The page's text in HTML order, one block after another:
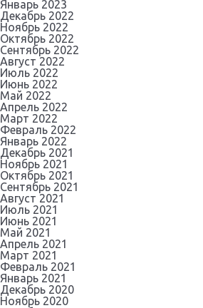
Январь 2023
Декабрь 2022
Ноябрь 2022
Октябрь 2022
Сентябрь 2022
Август 2022
Июль 2022
Июнь 2022
Май 2022
Апрель 2022
Март 2022
Февраль 2022
Январь 2022
Декабрь 2021
Ноябрь 2021
Октябрь 2021
Сентябрь 2021
Август 2021
Июль 2021
Июнь 2021
Май 2021
Апрель 2021
Март 2021
Февраль 2021
Январь 2021
Декабрь 2020
Ноябрь 2020